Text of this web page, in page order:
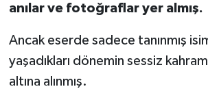
anılar ve fotoğraflar yer almış.
Ancak eserde sadece tanınmış
yaşadıkları dönemin sessiz
altına alınmış.